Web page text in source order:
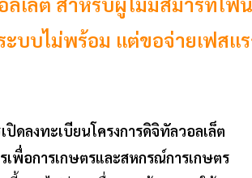
ะบบไม่พร้อม แต่ขอจ่ายเฟสแ
เปิดลงทะเบียนโครงการดิจิทัลวอลเล็ต
เพื่อการเกษตรและสหกรณ์การเกษตร